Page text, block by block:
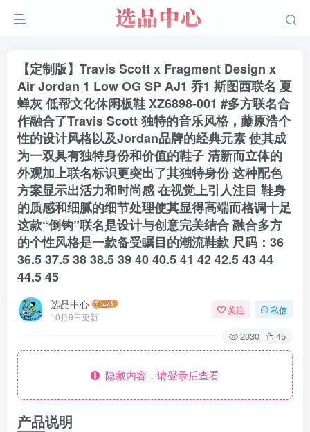
【定制版】Travis Scott x Fragment Design x
Air Jordan 1 Low OG SP AJ1 乔1 斯图西联名 夏
蝉灰 低帮文化休闲板鞋 XZ6898-001 #多方联名合
作融合了Travis Scott 独特的音乐风格，藤原浩个
性的设计风格以及Jordan品牌的经典元素 使其成
为一双具有独特身份和价值的鞋子 清新而立体的
外观加上联名标识更突出了其独特身份 这种配色
方案显示出活力和时尚感 在视觉上引人注目 鞋身
的质感和细腻的细节处理使其显得高端而格调十足
这款“倒钩”联名是设计与创意完美结合 融合多方
的个性风格是一款备受瞩目的潮流鞋款 尺码：36
36.5 37.5 38 38.5 39 40 40.5 41 42 42.5 43 44
44.5 45
选品中心
10月9日更新
关注 私信
2030 45
隐藏内容，请登录后查看
产品说明